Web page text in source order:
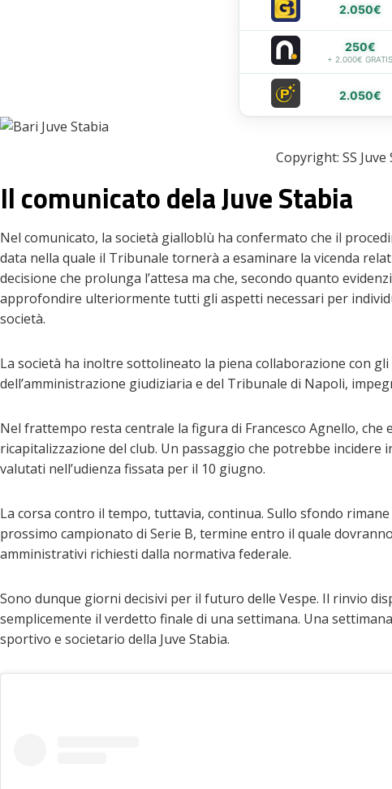
2.050€
250€
+ 2.000€ GRATIS
2.050€
Copyright: SS Juve
Il comunicato dela Juve Stabia
Nel comunicato, la società gialloblù ha confermato che il
data nella quale il Tribunale tornerà a esaminare la vicenda
decisione che prolunga l’attesa ma che, secondo quanto
approfondire ulteriormente tutti gli aspetti necessari per
società.
La società ha inoltre sottolineato la piena collaborazione con
dell’amministrazione giudiziaria e del Tribunale di Napoli,
Nel frattempo resta centrale la figura di Francesco Agnello,
ricapitalizzazione del club. Un passaggio che potrebbe
valutati nell’udienza fissata per il 10 giugno.
La corsa contro il tempo, tuttavia, continua. Sullo sfondo
prossimo campionato di Serie B, termine entro il quale
amministrativi richiesti dalla normativa federale.
Sono dunque giorni decisivi per il futuro delle Vespe. Il rinvio
semplicemente il verdetto finale di una settimana. Una
sportivo e societario della Juve Stabia.